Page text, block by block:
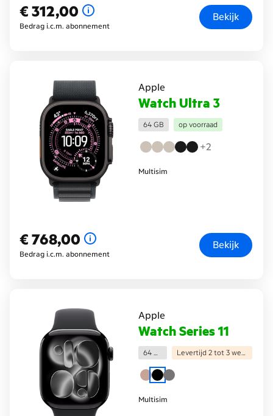
€ 312,00
€ 312,00
Bedrag i.c.m. abonnement
Bekijk
Apple
Watch Ultra 3
64 GB op voorraad
+2
Multisim
€ 768,00
€ 768,00
Bedrag i.c.m. abonnement
Bekijk
Apple
Watch Series 11
Multisim